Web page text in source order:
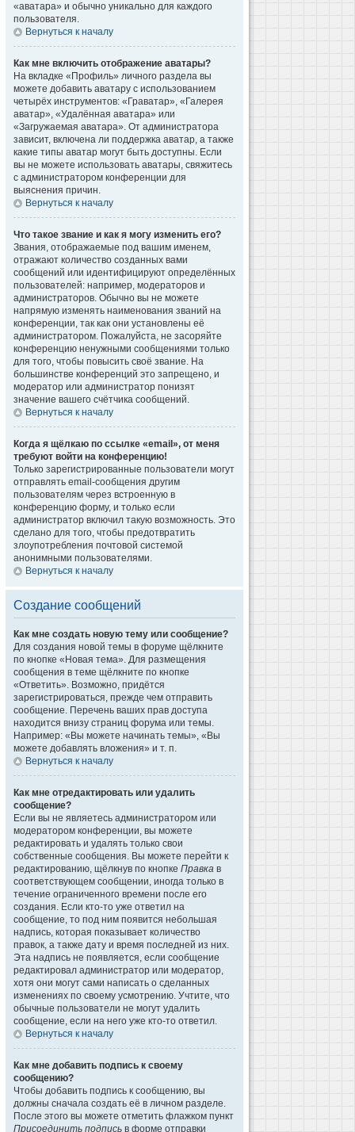
«аватара» и обычно уникально для каждого
пользователя.
Вернуться к началу
Как мне включить отображение аватары?
На вкладке «Профиль» личного раздела вы
можете добавить аватару с использованием
четырёх инструментов: «Граватар», «Галерея
аватар», «Удалённая аватара» или
«Загружаемая аватара». От администратора
зависит, включена ли поддержка аватар, а также
какие типы аватар могут быть доступны. Если
вы не можете использовать аватары, свяжитесь
с администратором конференции для
выяснения причин.
Вернуться к началу
Что такое звание и как я могу изменить его?
Звания, отображаемые под вашим именем,
отражают количество созданных вами
сообщений или идентифицируют определённых
пользователей: например, модераторов и
администраторов. Обычно вы не можете
напрямую изменять наименования званий на
конференции, так как они установлены её
администратором. Пожалуйста, не засоряйте
конференцию ненужными сообщениями только
для того, чтобы повысить своё звание. На
большинстве конференций это запрещено, и
модератор или администратор понизят
значение вашего счётчика сообщений.
Вернуться к началу
Когда я щёлкаю по ссылке «email», от меня
требуют войти на конференцию!
Только зарегистрированные пользователи могут
отправлять email-сообщения другим
пользователям через встроенную в
конференцию форму, и только если
администратор включил такую возможность. Это
сделано для того, чтобы предотвратить
злоупотребления почтовой системой
анонимными пользователями.
Вернуться к началу
Создание сообщений
Как мне создать новую тему или сообщение?
Для создания новой темы в форуме щёлкните
по кнопке «Новая тема». Для размещения
сообщения в теме щёлкните по кнопке
«Ответить». Возможно, придётся
зарегистрироваться, прежде чем отправить
сообщение. Перечень ваших прав доступа
находится внизу страниц форума или темы.
Например: «Вы можете начинать темы», «Вы
можете добавлять вложения» и т. п.
Вернуться к началу
Как мне отредактировать или удалить
сообщение?
Если вы не являетесь администратором или
модератором конференции, вы можете
редактировать и удалять только свои
собственные сообщения. Вы можете перейти к
редактированию, щёлкнув по кнопке Правка в
соответствующем сообщении, иногда только в
течение ограниченного времени после его
создания. Если кто-то уже ответил на
сообщение, то под ним появится небольшая
надпись, которая показывает количество
правок, а также дату и время последней из них.
Эта надпись не появляется, если сообщение
редактировал администратор или модератор,
хотя они могут сами написать о сделанных
изменениях по своему усмотрению. Учтите, что
обычные пользователи не могут удалить
сообщение, если на него уже кто-то ответил.
Вернуться к началу
Как мне добавить подпись к своему
сообщению?
Чтобы добавить подпись к сообщению, вы
должны сначала создать её в личном разделе.
После этого вы можете отметить флажком пункт
Присоединить подпись в форме отправки